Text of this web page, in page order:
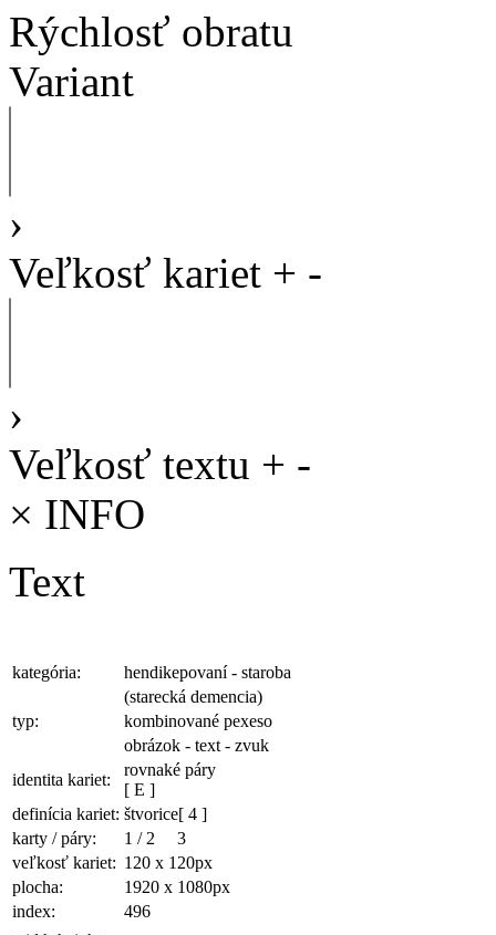
Rýchlosť obratu
Variant
›
Veľkosť kariet + -
›
Veľkosť textu + -
× INFO
Text
kategória:
hendikepovaní - staroba
(starecká demencia)
typ:
kombinované pexeso
obrázok - text - zvuk
identita kariet:
rovnaké páry
[ E ]
definícia kariet: štvorice[ 4 ]
karty / páry:
1 / 2
3
veľkosť kariet: 120 x 120px
plocha: 1920 x 1080px
index:
496